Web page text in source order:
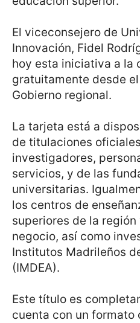
El viceconsejero de
Innovación, Fidel
hoy esta iniciativa a la
gratuitamente desde el
Gobierno regional.
La tarjeta está a
de titulaciones
investigadores,
servicios, y de las
universitarias.
los centros de
superiores de la
negocio, así como
Institutos Madrileños
(IMDEA).
Este título es
cuenta con un formato